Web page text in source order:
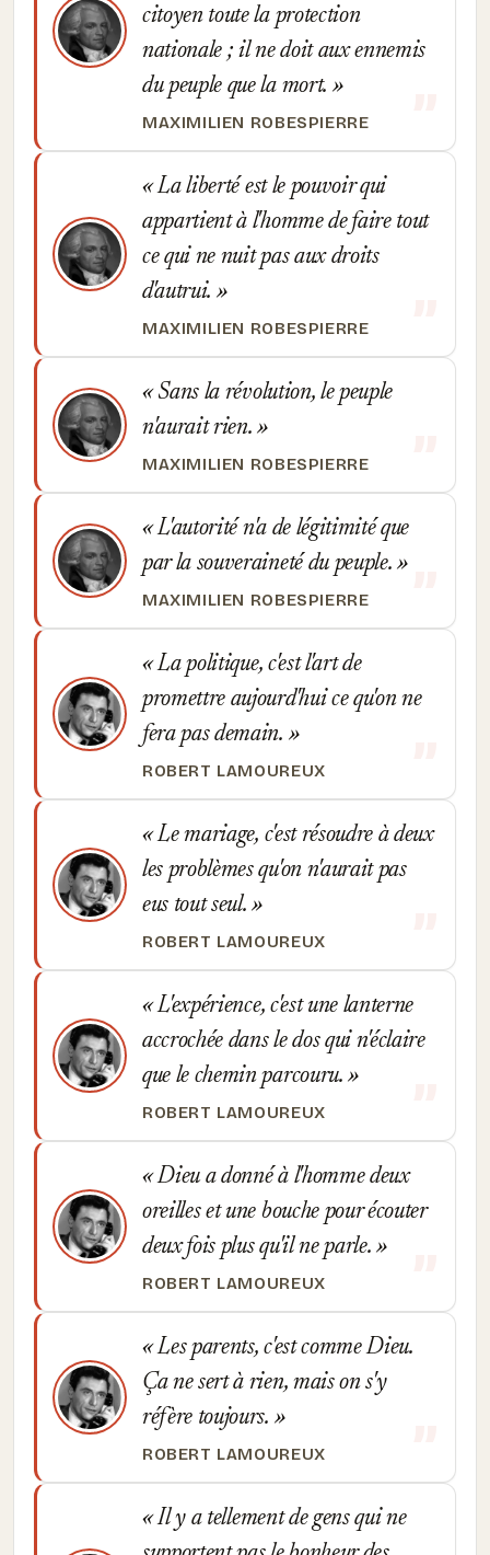
citoyen toute la protection
nationale ; il ne doit aux ennemis
du peuple que la mort.
MAXIMILIEN ROBESPIERRE
La liberté est le pouvoir qui
appartient à l'homme de faire tout
ce qui ne nuit pas aux droits
d'autrui.
MAXIMILIEN ROBESPIERRE
Sans la révolution, le peuple
n'aurait rien.
MAXIMILIEN ROBESPIERRE
L'autorité n'a de légitimité que
par la souveraineté du peuple.
MAXIMILIEN ROBESPIERRE
La politique, c'est l'art de
promettre aujourd'hui ce qu'on ne
fera pas demain.
ROBERT LAMOUREUX
Le mariage, c'est résoudre à deux
les problèmes qu'on n'aurait pas
eus tout seul.
ROBERT LAMOUREUX
L'expérience, c'est une lanterne
accrochée dans le dos qui n'éclaire
que le chemin parcouru.
ROBERT LAMOUREUX
Dieu a donné à l'homme deux
oreilles et une bouche pour écouter
deux fois plus qu'il ne parle.
ROBERT LAMOUREUX
Les parents, c'est comme Dieu.
Ça ne sert à rien, mais on s'y
réfère toujours.
ROBERT LAMOUREUX
Il y a tellement de gens qui ne